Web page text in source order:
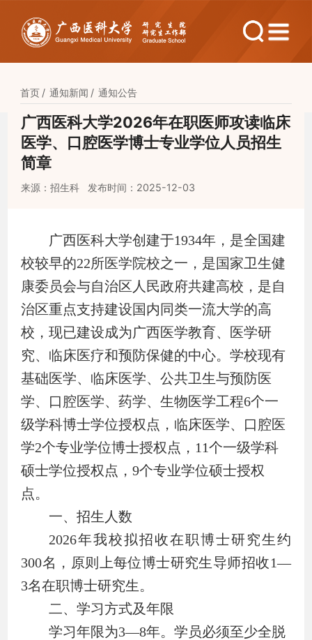
首页 通知新闻 通知公告
广西医科大学2026年在职医师攻读临床
医学、口腔医学博士专业学位人员招生
简章
来源：招生科 发布时间：2025-12-03
广西医科大学创建于1934年，是全国建
校较早的22所医学院校之一，是国家卫生健
康委员会与自治区人民政府共建高校 ，是自
治区重点支持建设国内同类一流大学的高
校，现已建设成为广西医学教育、医学研
究、临床医疗和预防保健的中心。学校现有
基础医学、临床医学、公共卫生与预防医
学、口腔医学、药学、生物医学工程6个一
级学科博士学位授权点，临床医学、口腔医
学2个专业学位博士授权点， 11个一级学科
硕士学位授权点，9个专业学位硕士授权
点。
一、招生人数
2026年我校拟招收在职博士研究生约
300名，原则上每位博士研究生导师招收1—
3名在职博士研究生。
二、学习方式及年限
学习年限为3—8年。学员必须至少全脱